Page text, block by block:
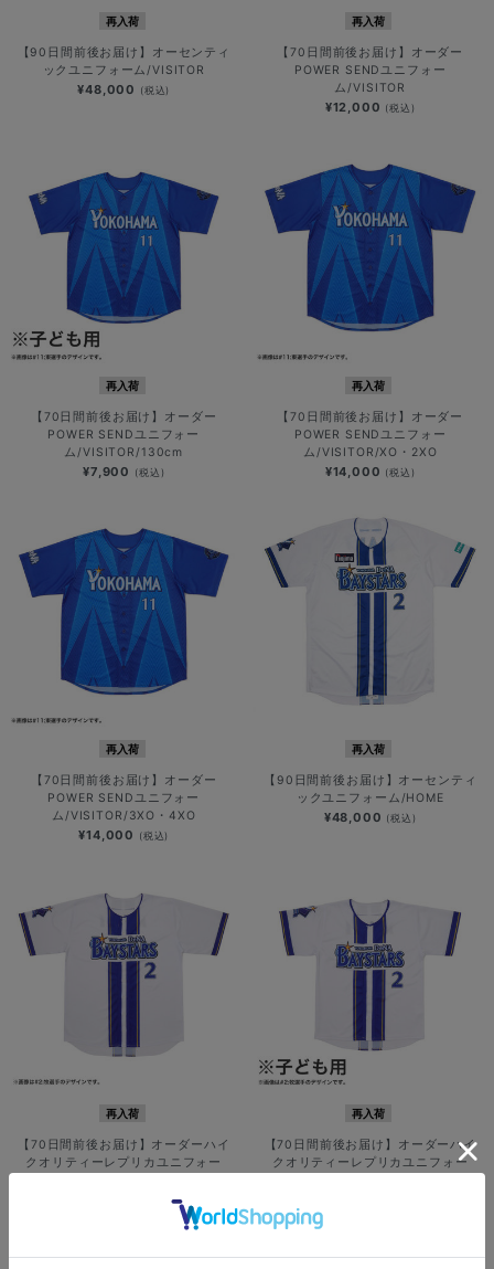
再入荷
【90日間前後お届け】オーセンティ
ックユニフォーム/VISITOR
¥48,000 (税込)
再入荷
【70日間前後お届け】オーダー
POWER SENDユニフォー
ム/VISITOR
¥12,000 (税込)
再入荷
【70日間前後お届け】オーダー
POWER SENDユニフォー
ム/VISITOR/130cm
¥7,900 (税込)
再入荷
【70日間前後お届け】オーダー
POWER SENDユニフォー
ム/VISITOR/XO・2XO
¥14,000 (税込)
再入荷
【70日間前後お届け】オーダー
POWER SENDユニフォー
ム/VISITOR/3XO・4XO
¥14,000 (税込)
再入荷
【90日間前後お届け】オーセンティ
ックユニフォーム/HOME
¥48,000 (税込)
再入荷
【70日間前後お届け】オーダーハイ
クオリティーレプリカユニフォー
再入荷
【70日間前後お届け】オーダーハイ
クオリティーレプリカユニフォー